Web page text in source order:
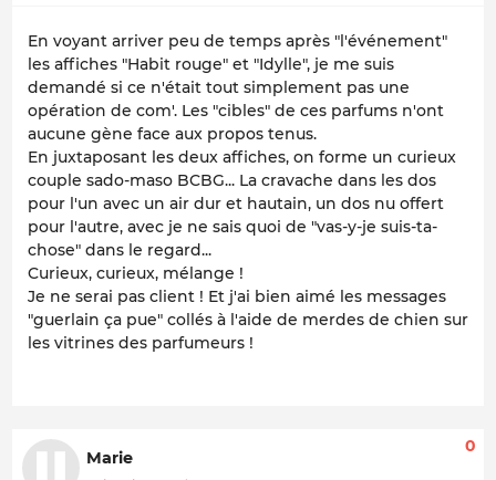
En voyant arriver peu de temps après "l'événement"
les affiches "Habit rouge" et "Idylle", je me suis
demandé si ce n'était tout simplement pas une
opération de com'. Les "cibles" de ces parfums n'ont
aucune gène face aux propos tenus.
En juxtaposant les deux affiches, on forme un curieux
couple sado-maso BCBG... La cravache dans les dos
pour l'un avec un air dur et hautain, un dos nu offert
pour l'autre, avec je ne sais quoi de "vas-y-je suis-ta-
chose" dans le regard...
Curieux, curieux, mélange !
Je ne serai pas client ! Et j'ai bien aimé les messages
"guerlain ça pue" collés à l'aide de merdes de chien sur
les vitrines des parfumeurs !
Marie
0